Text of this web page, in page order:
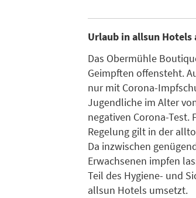
Urlaub in allsun Hotels
Das Obermühle
Geimpften offensteht.
nur mit Corona-
Jugendliche im Alter
negativen Corona-Test.
Regelung gilt in der
Da inzwischen
Erwachsenen impfen
Teil des Hygiene- und
allsun Hotels umsetzt.